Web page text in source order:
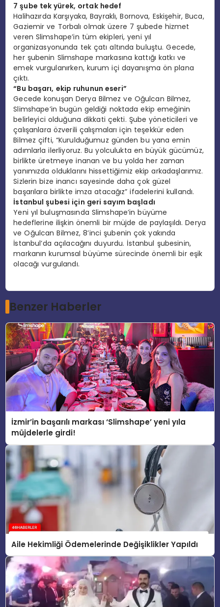
7 şube tek yürek, ortak hedef
Halihazırda Karşıyaka, Bayraklı, Bornova, Eskişehir, Buca,
Gaziemir ve Torbalı olmak üzere 7 şubede hizmet
veren Slimshape’in tüm ekipleri, yeni yıl
organizasyonunda tek çatı altında buluştu. Gecede,
her şubenin Slimshape markasına kattığı katkı ve
emek vurgulanırken, kurum içi dayanışma ön plana
çıktı.
“Bu başarı, ekip ruhunun eseri”
Gecede konuşan Derya Bilmez ve Oğulcan Bilmez,
Slimshape’in bugün geldiği noktada ekip emeğinin
belirleyici olduğuna dikkati çekti. Şube yöneticileri ve
çalışanlara özverili çalışmaları için teşekkür eden
Bilmez çifti, “Kurulduğumuz günden bu yana emin
adımlarla ilerliyoruz. Bu yolculukta en büyük gücümüz,
birlikte üretmeye inanan ve bu yolda her zaman
yanımızda olduklarını hissettiğimiz ekip arkadaşlarımız.
Sizlerin bize inancı sayesinde daha çok güzel
başarılara birlikte imza atacağız” ifadelerini kullandı.
İstanbul şubesi için geri sayım başladı
Yeni yıl buluşmasında Slimshape’in büyüme
hedeflerine ilişkin önemli bir müjde de paylaşıldı. Derya
ve Oğulcan Bilmez, 8’inci şubenin çok yakında
İstanbul’da açılacağını duyurdu. İstanbul şubesinin,
markanın kurumsal büyüme sürecinde önemli bir eşik
olacağı vurgulandı.
Benzer Haberler
İzmir’in başarılı markası ‘Slimshape’ yeni yıla
müjdelerle girdi!
Aile Hekimliği Ödemelerinde Değişiklikler Yapıldı